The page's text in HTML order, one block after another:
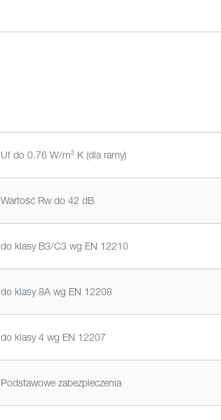
Uf do 0.76 W/m² K (dla ramy)
Wartość Rw do 42 dB
do klasy B3/C3 wg EN 12210
do klasy 8A wg EN 12208
do klasy 4 wg EN 12207
Podstawowe zabezpieczenia